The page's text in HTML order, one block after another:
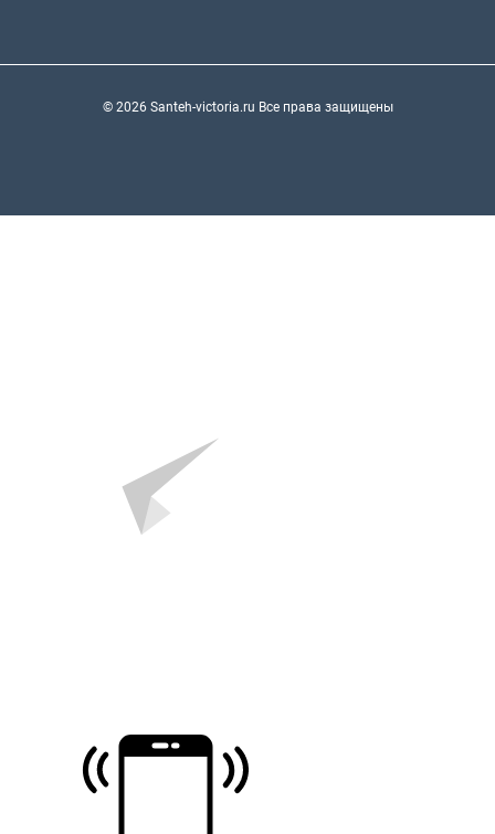
© 2026 Santeh-victoria.ru Все права защищены